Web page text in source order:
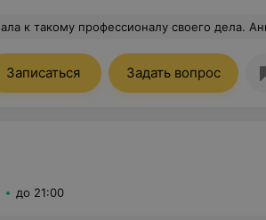
дела. Ани Акопян замечательный доктор! Результат лечения превзошел мои ожидания. Благодаря ей
Записаться Задать вопрос
до 21:00